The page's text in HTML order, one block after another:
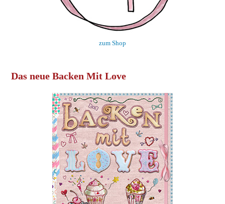
zum Shop
Das neue Backen Mit Love